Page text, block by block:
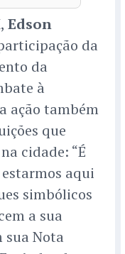
, Edson
da
da
à
ação também
que
cidade: “É
aqui
simbólicos
a sua
sua Nota